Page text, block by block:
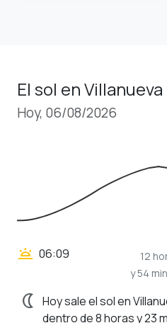
El sol en Villanueva
Hoy, 06/08/2026
wb_twilight 06:09
12
y 54
nightlight Hoy sale el sol en
dentro de 8 horas y 23